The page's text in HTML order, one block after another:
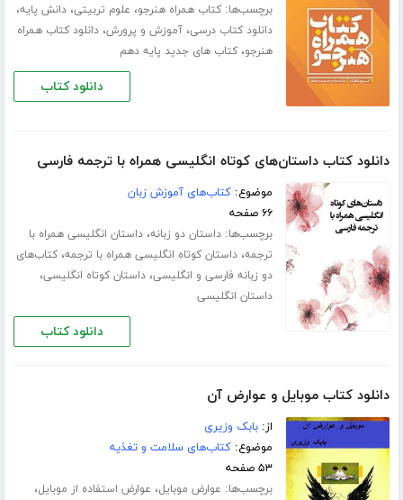
برچسب‌ها:کتاب همراه هنرجو، علوم تربیتی،دانش پایه،
دانلود کتاب درسی،آموزش و پرورش،دانلود کتاب همراه
هنرجو،کتاب های جدید پایه دهم
دانلود کتاب
دانلود کتاب داستان‌های کوتاه انگلیسی همراه با ترجمه فارسی
موضوع:کتاب‌های آموزش زبان
۶۶ صفحه
برچسب‌ها:داستان دو زبانه،داستان انگلیسی همراه با
ترجمه،داستان کوتاه انگلیسی همراه با ترجمه،کتاب‌های
دو زبانه فارسی و انگلیسی،داستان کوتاه انگلیسی،
داستان انگلیسی
دانلود کتاب
دانلود کتاب موبایل و عوارض آن
از:بابک وزیری
موضوع:کتاب‌های سلامت و تغذیه
۵۳ صفحه
برچسب‌ها: عوارض موبایل، عوارض استفاده از موبایل،